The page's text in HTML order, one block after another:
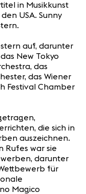
in Musikkunst
USA. Sunny
auf, darunter
New Tokyo
das
das Wiener
Festival Chamber
die sich in
auszeichnen.
Rufes war sie
darunter
für
Magico